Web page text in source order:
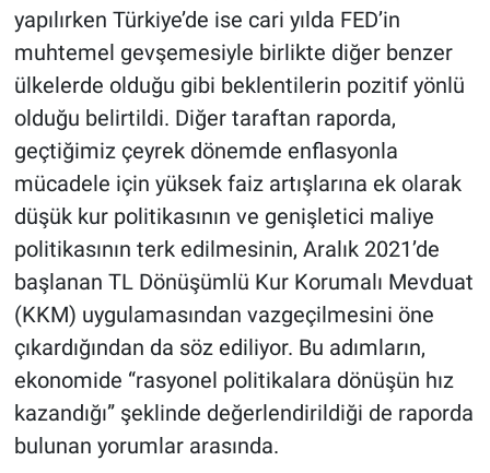
yapılırken Türkiye’de ise cari yılda FED’in
muhtemel gevşemesiyle birlikte diğer benzer
ülkelerde olduğu gibi beklentilerin pozitif yönlü
olduğu belirtildi. Diğer taraftan raporda,
geçtiğimiz çeyrek dönemde enflasyonla
mücadele için yüksek faiz artışlarına ek olarak
düşük kur politikasının ve genişletici maliye
politikasının terk edilmesinin, Aralık 2021’de
başlanan TL Dönüşümlü Kur Korumalı Mevduat
(KKM) uygulamasından vazgeçilmesini öne
çıkardığından da söz ediliyor. Bu adımların,
ekonomide “rasyonel politikalara dönüşün hız
kazandığı” şeklinde değerlendirildiği de raporda
bulunan yorumlar arasında.